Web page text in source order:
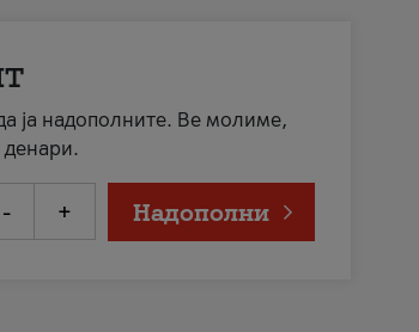
ја надополните. Ве молиме,
денари.
- + Надополни